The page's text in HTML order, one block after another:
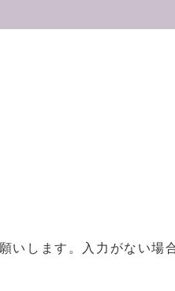
いします。入力がない場